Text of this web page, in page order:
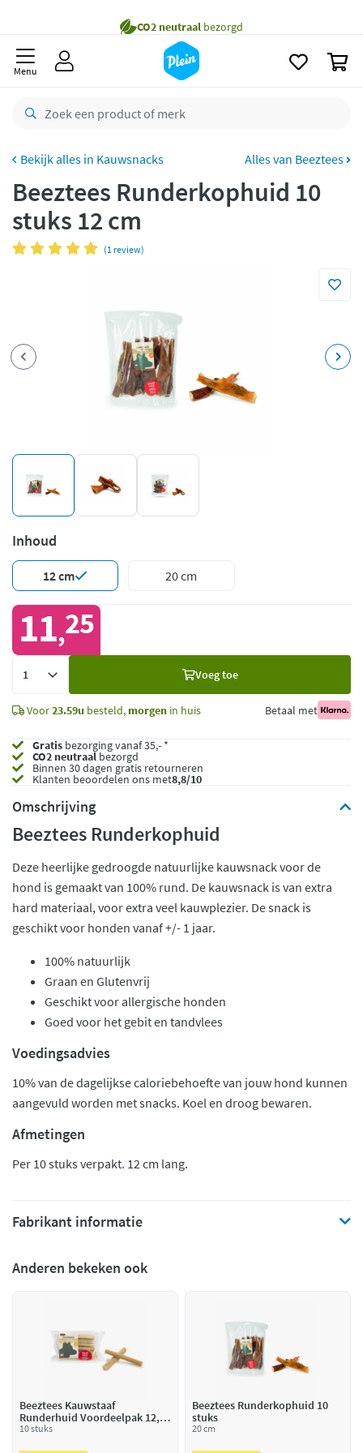
Bestelling uiterlijkzaterdag
Gratisretourneren
Betaal met Klarna
Menu
Kauwsnacks Alles van Beeztees
Beeztees Runderkophuid 10
stuks 12 cm
(1 review)
Inhoud
12 cm 20 cm
11,25
Voeg toe
Voor23.59u besteld, morgen in huis Betaal met
Gratis bezorging vanaf 35,- *
CO2 neutraalbezorgd
Binnen 30 dagen gratis retourneren
Klanten beoordelen ons met8,8/10
Omschrijving
Beeztees Runderkophuid
Deze heerlijke gedroogde natuurlijke kauwsnack voor de
hond is gemaakt van 100% rund. De kauwsnack is van extra
hard materiaal, voor extra veel kauwplezier. De snack is
geschikt voor honden vanaf +/- 1 jaar.
100% natuurlijk
Graan en Glutenvrij
Geschikt voor allergische honden
Goed voor het gebit en tandvlees
Voedingsadvies
10% van de dagelijkse caloriebehoefte van jouw hond kunnen
aangevuld worden met snacks. Koel en droog bewaren.
Afmetingen
Per 10 stuks verpakt. 12 cm lang.
Fabrikant informatie
Anderen bekeken ook
Beeztees Kauwstaaf
Runderhuid Voordeelpak 12,5
cm
10 stuks
Beeztees Runderkophuid 10
stuks
20 cm